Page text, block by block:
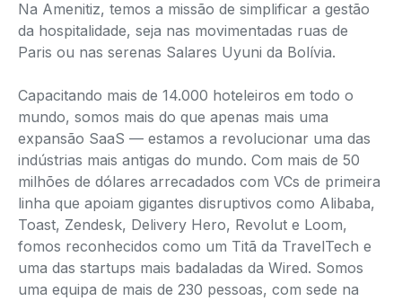
Na Amenitiz, temos a missão de simplificar a gestão
da hospitalidade, seja nas movimentadas ruas de
Paris ou nas serenas Salares Uyuni da Bolívia.
Capacitando mais de 14.000 hoteleiros em todo o
mundo, somos mais do que apenas mais uma
expansão SaaS — estamos a revolucionar uma das
indústrias mais antigas do mundo. Com mais de 50
milhões de dólares arrecadados com VCs de primeira
linha que apoiam gigantes disruptivos como Alibaba,
Toast, Zendesk, Delivery Hero, Revolut e Loom,
fomos reconhecidos como um Titã da TravelTech e
uma das startups mais badaladas da Wired. Somos
uma equipa de mais de 230 pessoas, com sede na